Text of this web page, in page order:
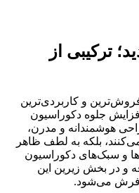
ترکیبی از
و کاربردی‌ترین
جلوه دکوراسیون
هوشمندانه و مدرن،
بلکه به لطف ظاهر
و سبک‌های دکوراسیون
در بخش زیرین این
فرش می‌شود.